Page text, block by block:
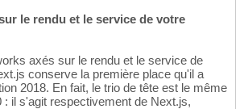
le rendu et le service de votre
axés sur le rendu et le service de
conserve la première place qu'il a
2018. En fait, le trio de tête est le même
: il s'agit respectivement de Next.js,